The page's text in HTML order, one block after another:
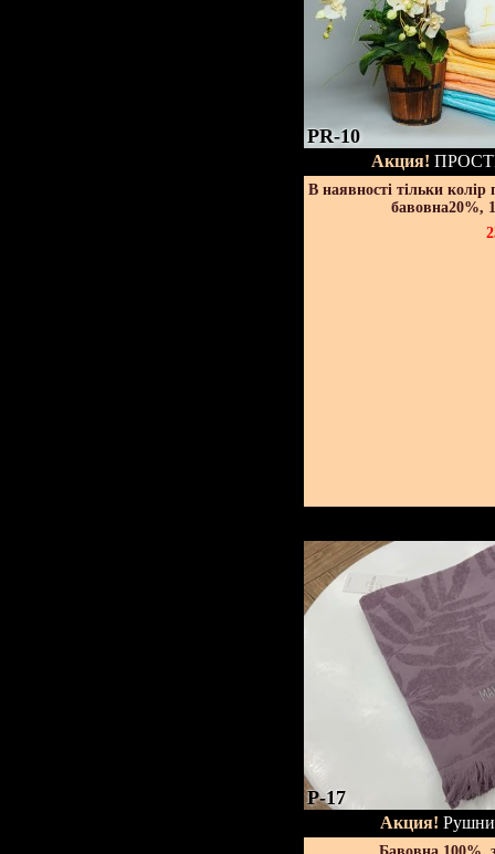
PR-10
Акция!
В наявності тільки
бавовна20%,
P-17
Акция!